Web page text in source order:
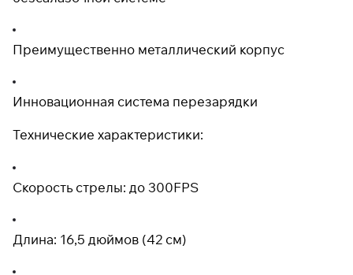
Преимущественно металлический корпус
Инновационная система перезарядки
Технические характеристики:
Скорость стрелы: до 300FPS
Длина: 16,5 дюймов (42 см)